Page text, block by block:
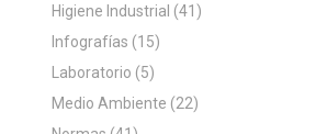
Higiene Industrial (41)
Infografías (15)
Laboratorio (5)
Medio Ambiente (22)